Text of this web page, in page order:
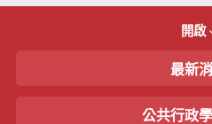
開啟
最新
公共行政